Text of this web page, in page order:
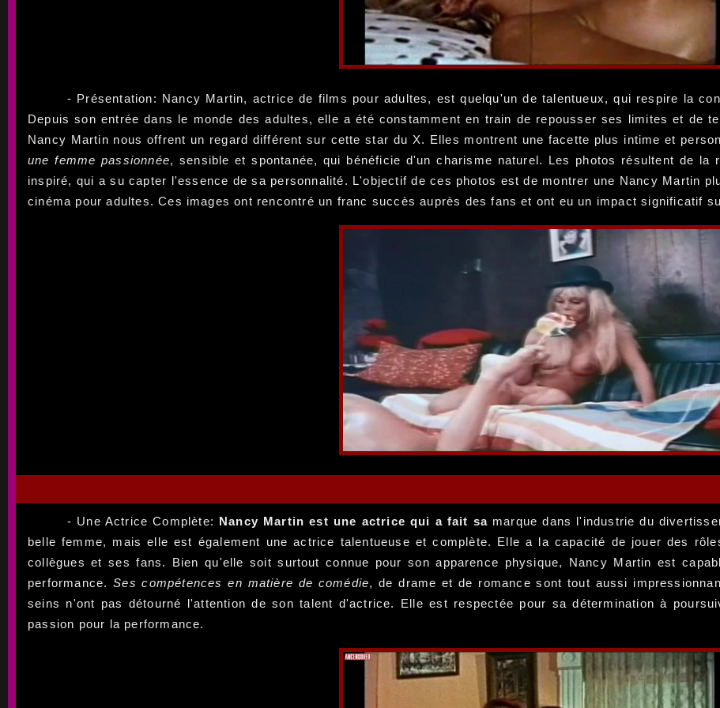
- Présentation: Nancy Martin, actrice de films pour adultes, est quelqu'un de talentueux, qui respire la
Depuis son entrée dans le monde des adultes, elle a été constamment en train de repousser ses limites et de
Nancy Martin nous offrent un regard différent sur cette star du X. Elles montrent une facette plus intime et
une femme passionnée, sensible et spontanée, qui bénéficie d'un charisme naturel. Les photos résultent de la
inspiré, qui a su capter l'essence de sa personnalité. L'objectif de ces photos est de montrer une Nancy Martin
cinéma pour adultes. Ces images ont rencontré un franc succès auprès des fans et ont eu un impact significatif
- Une Actrice Complète: Nancy Martin est une actrice qui a fait sa marque dans l'industrie du
belle femme, mais elle est également une actrice talentueuse et complète. Elle a la capacité de jouer des
collègues et ses fans. Bien qu'elle soit surtout connue pour son apparence physique, Nancy Martin est
performance.Ses compétences en matière de comédie, de drame et de romance sont tout aussi
seins n'ont pas détourné l'attention de son talent d'actrice. Elle est respectée pour sa détermination à
passion pour la performance.